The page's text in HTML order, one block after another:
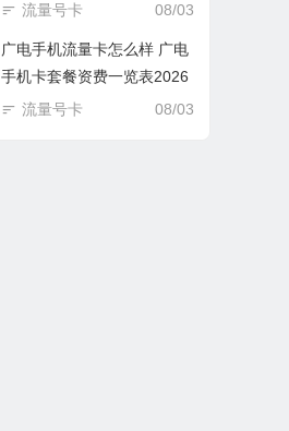
08/03
流量号卡
广电手机流量卡怎么样 广电
手机卡套餐资费一览表2026
08/03
流量号卡